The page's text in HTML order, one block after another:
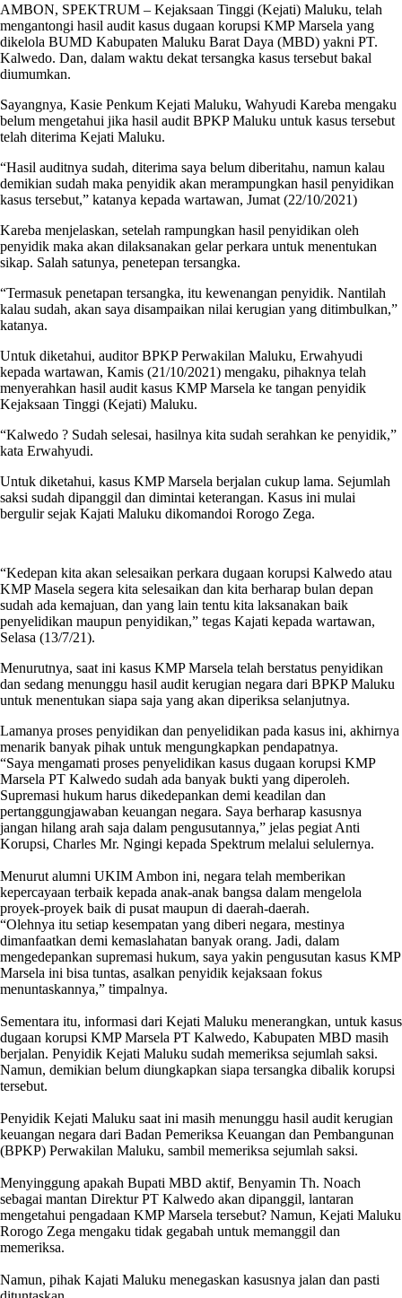
AMBON, SPEKTRUM – Kejaksaan Tinggi (Kejati) Maluku, telah
mengantongi hasil audit kasus dugaan korupsi KMP Marsela yang
dikelola BUMD Kabupaten Maluku Barat Daya (MBD) yakni PT.
Kalwedo. Dan, dalam waktu dekat tersangka kasus tersebut bakal
diumumkan.
Sayangnya, Kasie Penkum Kejati Maluku, Wahyudi Kareba mengaku
belum mengetahui jika hasil audit BPKP Maluku untuk kasus tersebut
telah diterima Kejati Maluku.
“Hasil auditnya sudah, diterima saya belum diberitahu, namun kalau
demikian sudah maka penyidik akan merampungkan hasil penyidikan
kasus tersebut,” katanya kepada wartawan, Jumat (22/10/2021)
Kareba menjelaskan, setelah rampungkan hasil penyidikan oleh
penyidik maka akan dilaksanakan gelar perkara untuk menentukan
sikap. Salah satunya, penetepan tersangka.
“Termasuk penetapan tersangka, itu kewenangan penyidik. Nantilah
kalau sudah, akan saya disampaikan nilai kerugian yang ditimbulkan,”
katanya.
Untuk diketahui, auditor BPKP Perwakilan Maluku, Erwahyudi
kepada wartawan, Kamis (21/10/2021) mengaku, pihaknya telah
menyerahkan hasil audit kasus KMP Marsela ke tangan penyidik
Kejaksaan Tinggi (Kejati) Maluku.
“Kalwedo ? Sudah selesai, hasilnya kita sudah serahkan ke penyidik,”
kata Erwahyudi.
Untuk diketahui, kasus KMP Marsela berjalan cukup lama. Sejumlah
saksi sudah dipanggil dan dimintai keterangan. Kasus ini mulai
bergulir sejak Kajati Maluku dikomandoi Rorogo Zega.
Rorogo
Zega
“Kedepan kita akan selesaikan perkara dugaan korupsi Kalwedo atau
KMP Masela segera kita selesaikan dan kita berharap bulan depan
sudah ada kemajuan, dan yang lain tentu kita laksanakan baik
penyelidikan maupun penyidikan,” tegas Kajati kepada wartawan,
Selasa (13/7/21).
Menurutnya, saat ini kasus KMP Marsela telah berstatus penyidikan
dan sedang menunggu hasil audit kerugian negara dari BPKP Maluku
untuk menentukan siapa saja yang akan diperiksa selanjutnya.
Lamanya proses penyidikan dan penyelidikan pada kasus ini, akhirnya
menarik banyak pihak untuk mengungkapkan pendapatnya.
“Saya mengamati proses penyelidikan kasus dugaan korupsi KMP
Marsela PT Kalwedo sudah ada banyak bukti yang diperoleh.
Supremasi hukum harus dikedepankan demi keadilan dan
pertanggungjawaban keuangan negara. Saya berharap kasusnya
jangan hilang arah saja dalam pengusutannya,” jelas pegiat Anti
Korupsi, Charles Mr. Ngingi kepada Spektrum melalui selulernya.
Menurut alumni UKIM Ambon ini, negara telah memberikan
kepercayaan terbaik kepada anak-anak bangsa dalam mengelola
proyek-proyek baik di pusat maupun di daerah-daerah.
“Olehnya itu setiap kesempatan yang diberi negara, mestinya
dimanfaatkan demi kemaslahatan banyak orang. Jadi, dalam
mengedepankan supremasi hukum, saya yakin pengusutan kasus KMP
Marsela ini bisa tuntas, asalkan penyidik kejaksaan fokus
menuntaskannya,” timpalnya.
Sementara itu, informasi dari Kejati Maluku menerangkan, untuk kasus
dugaan korupsi KMP Marsela PT Kalwedo, Kabupaten MBD masih
berjalan. Penyidik Kejati Maluku sudah memeriksa sejumlah saksi.
Namun, demikian belum diungkapkan siapa tersangka dibalik korupsi
tersebut.
Penyidik Kejati Maluku saat ini masih menunggu hasil audit kerugian
keuangan negara dari Badan Pemeriksa Keuangan dan Pembangunan
(BPKP) Perwakilan Maluku, sambil memeriksa sejumlah saksi.
Menyinggung apakah Bupati MBD aktif, Benyamin Th. Noach
sebagai mantan Direktur PT Kalwedo akan dipanggil, lantaran
mengetahui pengadaan KMP Marsela tersebut? Namun, Kejati Maluku
Rorogo Zega mengaku tidak gegabah untuk memanggil dan
memeriksa.
Namun, pihak Kajati Maluku menegaskan kasusnya jalan dan pasti